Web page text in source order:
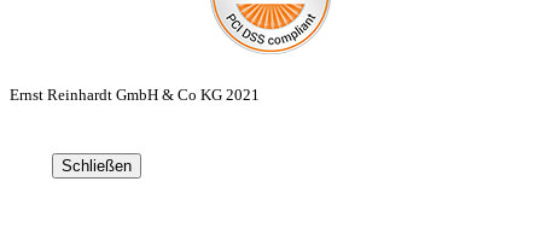
Ernst Reinhardt GmbH & Co KG 2021
Schließen